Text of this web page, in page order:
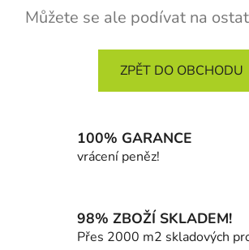
Můžete se ale podívat na
ZPĚT DO OBCHODU
100% GARANCE
vrácení peněz!
98% ZBOŽÍ SKLADEM!
Přes 2000 m2 skladových